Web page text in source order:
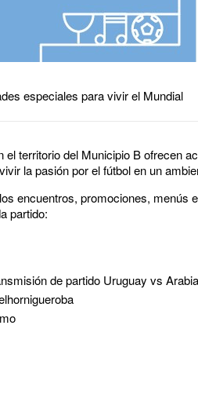
especiales para vivir el Mundial
territorio del Municipio B ofrecen
la pasión por el fútbol en un
encuentros, promociones, menús
partido:
de partido Uruguay vs